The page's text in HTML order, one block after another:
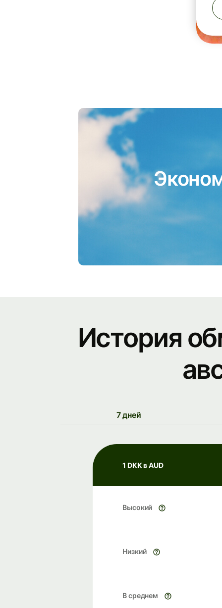
История
7 дней
1 DKK в AUD
Высокий
Низкий
В среднем